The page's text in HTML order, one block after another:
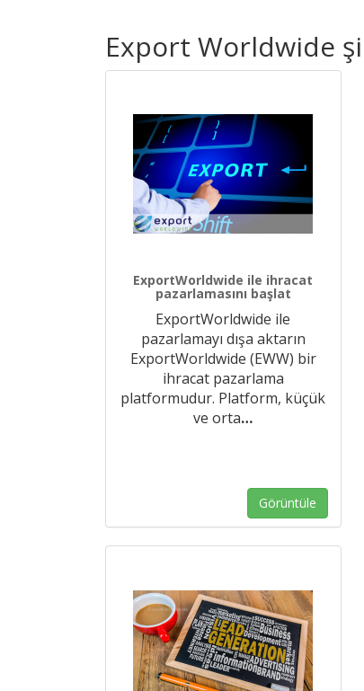
Export Worldwide
ExportWorldwide ile ihracat
pazarlamasını başlat
ExportWorldwide ile
pazarlamayı dışa aktarın
ExportWorldwide (EWW) bir
ihracat pazarlama
platformudur. Platform, küçük
ve orta…
Görüntüle